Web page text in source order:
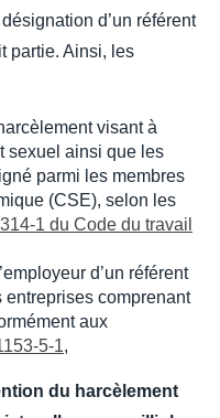
d’un référent
partie. Ainsi, les
visant à
sexuel ainsi que les
parmi les membres
(CSE), selon les
1 du Code du travail
d’un référent
comprenant
aux
5-1,
du harcèlement